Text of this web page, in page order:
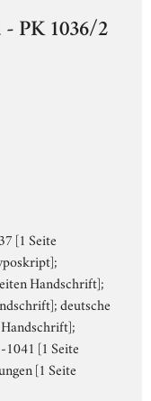
PK 1036/2
[1 Seite
Handschrift];
deutsche
[1 Seite
[1 Seite